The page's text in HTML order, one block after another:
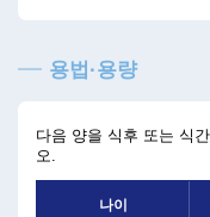
용법·용량
다음 양을 식후 또는 식
오.
나이